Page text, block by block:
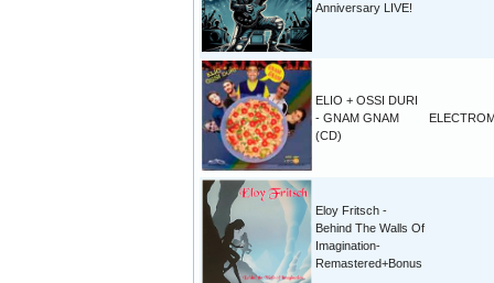
Anniversary LIVE!
ELIO + OSSI DURI
- GNAM GNAM
(CD)
Eloy Fritsch -
Behind The Walls Of
Imagination-
Remastered+Bonus